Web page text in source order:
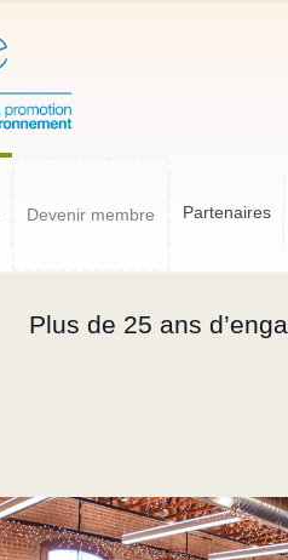
Devenir membre Partenaires
Plus de 25 ans